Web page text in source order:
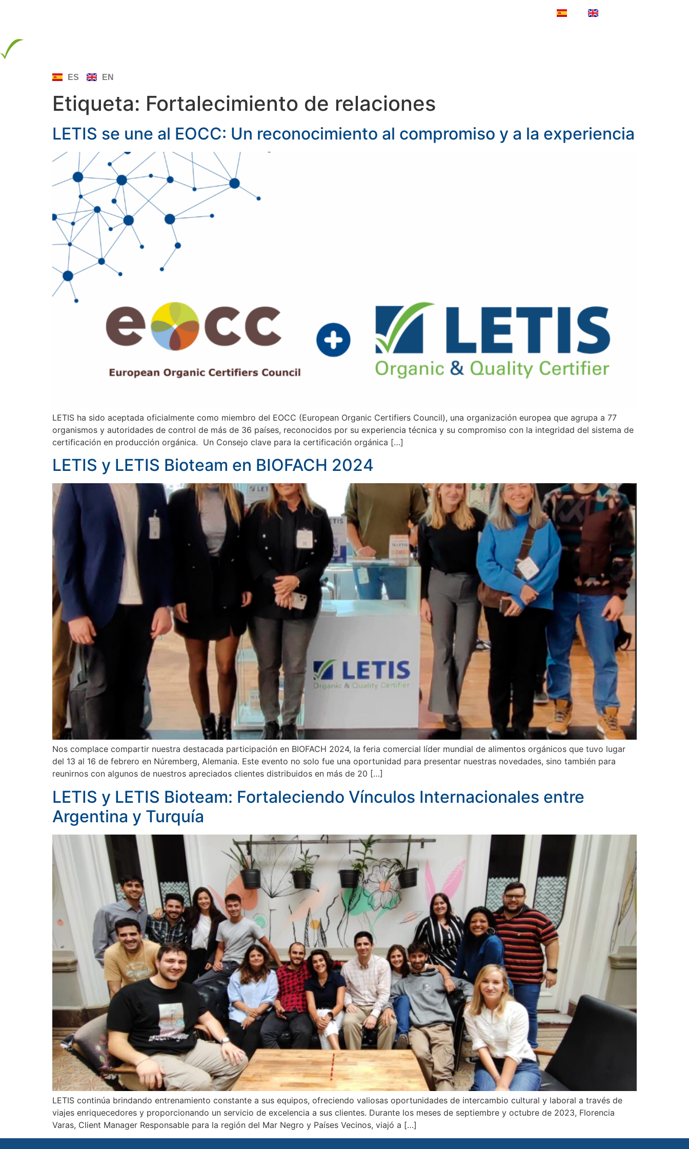
ES EN
Etiqueta: Fortalecimiento de relaciones
LETIS se une al EOCC: Un reconocimiento al compromiso y a la experiencia
LETIS ha sido aceptada oficialmente como miembro del EOCC (European Organic Certifiers Council), una organización europea que agrupa a 77
organismos y autoridades de control de más de 36 países, reconocidos por su experiencia técnica y su compromiso con la integridad del sistema de
certificación en producción orgánica. Un Consejo clave para la certificación orgánica […]
LETIS y LETIS Bioteam en BIOFACH 2024
Nos complace compartir nuestra destacada participación en BIOFACH 2024, la feria comercial líder mundial de alimentos orgánicos que tuvo lugar
del 13 al 16 de febrero en Núremberg, Alemania. Este evento no solo fue una oportunidad para presentar nuestras novedades, sino también para
reunirnos con algunos de nuestros apreciados clientes distribuidos en más de 20 […]
LETIS y LETIS Bioteam: Fortaleciendo Vínculos Internacionales entre
Argentina y Turquía
LETIS continúa brindando entrenamiento constante a sus equipos, ofreciendo valiosas oportunidades de intercambio cultural y laboral a través de
viajes enriquecedores y proporcionando un servicio de excelencia a sus clientes. Durante los meses de septiembre y octubre de 2023, Florencia
Varas, Client Manager Responsable para la región del Mar Negro y Países Vecinos, viajó a […]